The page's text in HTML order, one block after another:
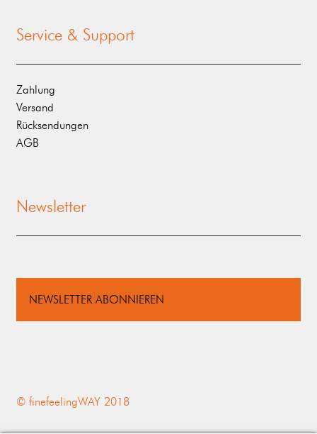
Service & Support
Zahlung
Versand
Rücksendungen
AGB
Newsletter
NEWSLETTER ABONNIEREN
© finefeelingWAY 2018